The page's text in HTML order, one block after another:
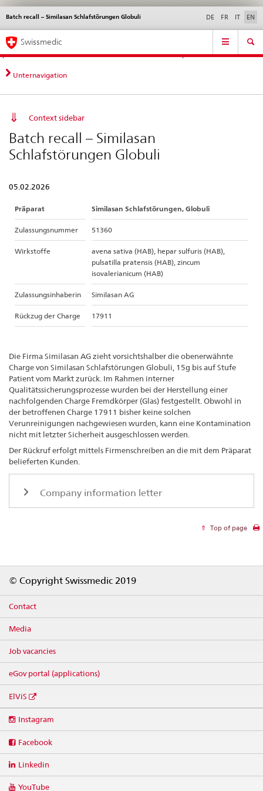
Direct
navigation:
news,
legal
contact
News &
standards
Contact | Support &
Help
Batch recall – Similasan Schlafstörungen Globuli
Languages DE FR IT EN
Service
Main
Navigation
Swissmedic
Unternavigation
Context sidebar
Batch recall – Similasan
Schlafstörungen Globuli
05.02.2026
Präparat Similasan Schlafstörungen, Globuli
Zulassungsnummer 51360
Wirkstoffe
avena sativa (HAB), hepar sulfuris (HAB),
pulsatilla pratensis (HAB), zincum
isovalerianicum (HAB)
Zulassungsinhaberin Similasan AG
Rückzug der Charge 17911
Die Firma Similasan AG zieht vorsichtshalber die obenerwähnte
Charge von Similasan Schlafstörungen Globuli, 15g bis auf Stufe
Patient vom Markt zurück. Im Rahmen interner
Qualitätssicherungsprozesse wurden bei der Herstellung einer
nachfolgenden Charge Fremdkörper (Glas) festgestellt. Obwohl in
der betroffenen Charge 17911 bisher keine solchen
Verunreinigungen nachgewiesen wurden, kann eine Kontamination
nicht mit letzter Sicherheit ausgeschlossen werden.
Der Rückruf erfolgt mittels Firmenschreiben an die mit dem Präparat
belieferten Kunden.
Company information letter
Top of page
© Copyright Swissmedic 2019
Contact
Media
Job vacancies
eGov portal (applications)
ElViS
media
Instagram
Facebook
Linkedin
YouTube